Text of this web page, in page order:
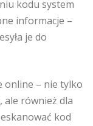
kodu system
informacje –
je do
online – nie tylko
ale również dla
kod